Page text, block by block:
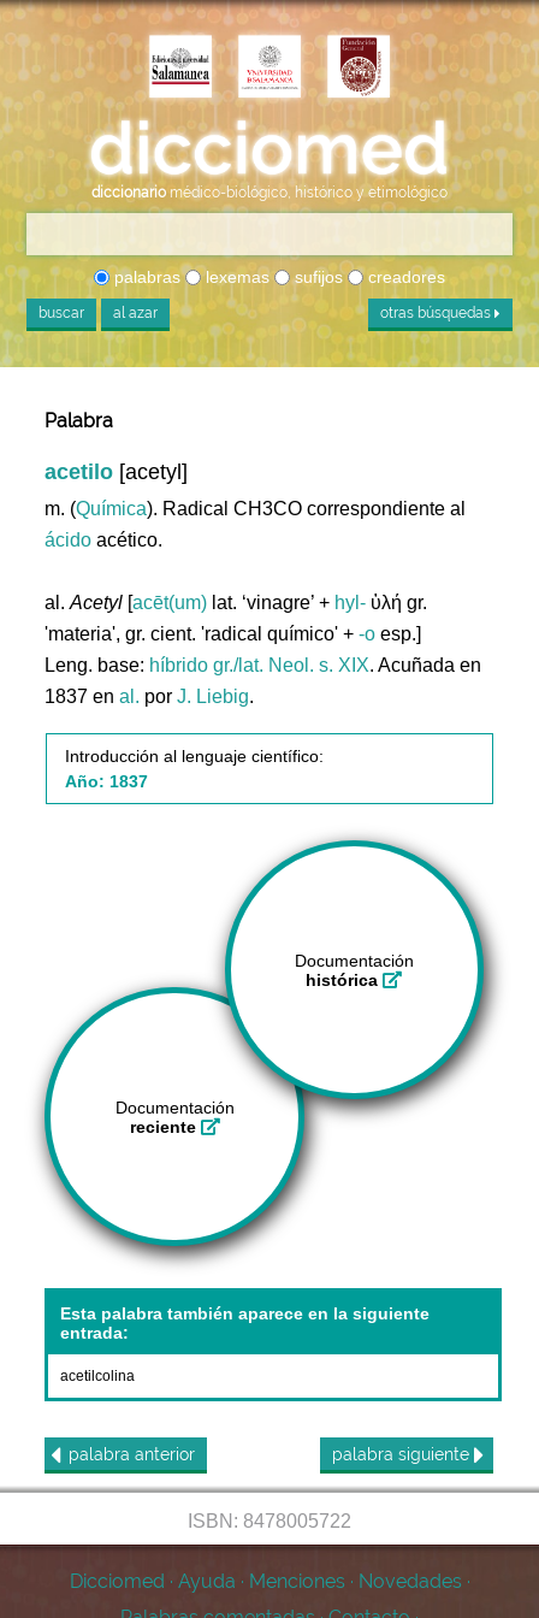
diccionario médico-biológico, histórico y etimológico
palabras lexemas sufijos creadores
buscar al azar otras búsquedas
Palabra
acetilo [acetyl]
m. (Química). Radical CH3CO correspondiente al
ácido acético.
al.Acetyl [acēt(um) lat. ‘vinagre’ + hyl- ὑλή gr.
'materia', gr. cient. 'radical químico' +-o esp.]
Leng. base: híbrido gr./lat. Neol. s. XIX. Acuñada en
1837 enal. porJ. Liebig.
Introducción al lenguaje científico:
Año: 1837
Documentación
histórica
Documentación
reciente
Esta palabra también aparece en la siguiente
entrada:
acetilcolina
palabra anterior palabra siguiente
ISBN: 8478005722
Dicciomed · Ayuda · Menciones · Novedades ·